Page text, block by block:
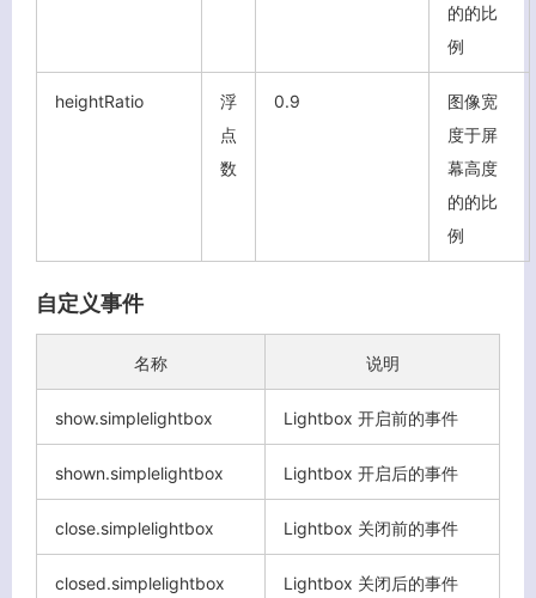
的的比
例
heightRatio
浮
点
数
0.9
图像宽
度于屏
幕高度
的的比
例
自定义事件
名称 说明
show.simplelightbox Lightbox 开启前的事件
shown.simplelightbox Lightbox 开启后的事件
close.simplelightbox Lightbox 关闭前的事件
closed.simplelightbox Lightbox 关闭后的事件